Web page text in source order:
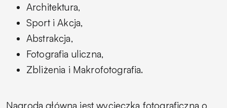
Architektura,
Sport i Akcja,
Abstrakcja,
Fotografia uliczna,
Zbliżenia i Makrofotografia.
Nagrodą główną jest wycieczka fotograficzna o